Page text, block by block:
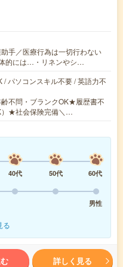
手／医療行為は一切行わない
的には…・リネンやシ…
/ パソコンスキル不要 / 英語力不
不問・ブランクOK★履歴書不
）★社会保険完備＼…
40代 50代
60代
男性
る
詳しく見る